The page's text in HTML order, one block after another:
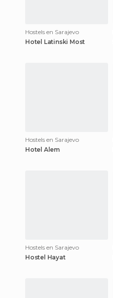
Hostels en Sarajevo
Hotel Latinski Most
Hostels en Sarajevo
Hotel Alem
Hostels en Sarajevo
Hostel Hayat